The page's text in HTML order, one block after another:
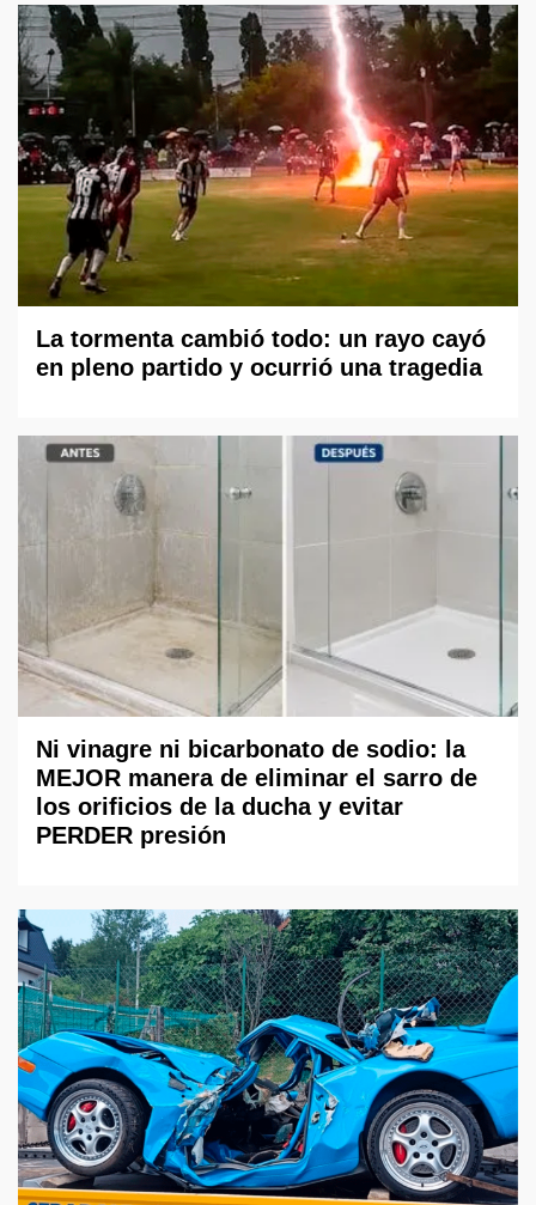
La tormenta cambió todo: un rayo cayó
en pleno partido y ocurrió una tragedia
Ni vinagre ni bicarbonato de sodio: la
MEJOR manera de eliminar el sarro de
los orificios de la ducha y evitar
PERDER presión